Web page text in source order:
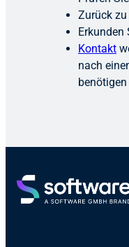
Zurück
Erkunden
Kontakt
nach
benötigen